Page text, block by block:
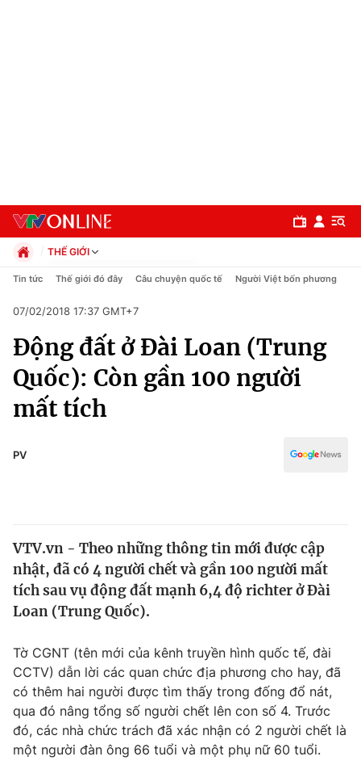
Chuyên mục
Chính trị
Xã hội
Pháp luật
Thế giới
Tin tức
Thế giới đó đây
Câu chuyện quốc tế
Kinh tế
Thị trường
Góc doanh nghiệp
Dữ liệu và đời sống
Truyền hình
Phim VTV
Hậu trường
Giải trí
THẾ GIỚI
Chính trị
Pháp luật
Kinh tế
Thể thao
Truyền hình
Văn hóa - Giải trí
Tin tức Thế giới đó đây Câu chuyện quốc tế Người Việt bốn phương
07/02/2018 17:37 GMT+7
Động đất ở Đài Loan (Trung
Quốc): Còn gần 100 người
mất tích
PV
VTV.vn - Theo những thông tin mới được cập
nhật, đã có 4 người chết và gần 100 người mất
tích sau vụ động đất mạnh 6,4 độ richter ở Đài
Loan (Trung Quốc).
Tờ CGNT (tên mới của kênh truyền hình quốc tế, đài
CCTV) dẫn lời các quan chức địa phương cho hay, đã
có thêm hai người được tìm thấy trong đống đổ nát,
qua đó nâng tổng số người chết lên con số 4. Trước
đó, các nhà chức trách đã xác nhận có 2 người chết là
một người đàn ông 66 tuổi và một phụ nữ 60 tuổi.